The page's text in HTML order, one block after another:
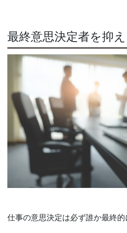
最終意思決定者を抑
仕事の意思決定は必ず誰か最終的